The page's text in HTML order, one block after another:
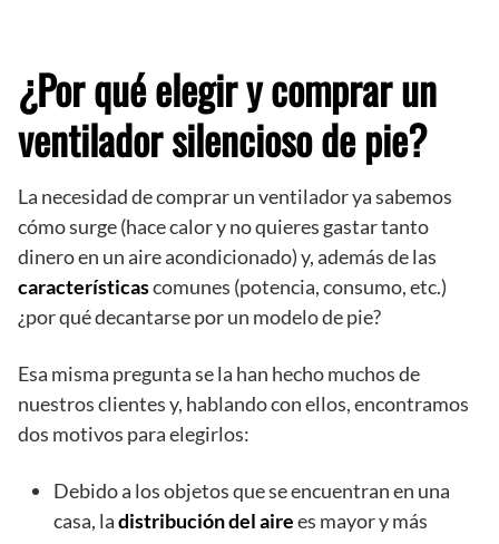
¿Por qué elegir y comprar un
ventilador silencioso de pie?
La necesidad de comprar un ventilador ya sabemos
cómo surge (hace calor y no quieres gastar tanto
dinero en un aire acondicionado) y, además de las
característicascomunes (potencia, consumo, etc.)
¿por qué decantarse por un modelo de pie?
Esa misma pregunta se la han hecho muchos de
nuestros clientes y, hablando con ellos, encontramos
dos motivos para elegirlos:
Debido a los objetos que se encuentran en una
casa, ladistribución del airees mayor y más